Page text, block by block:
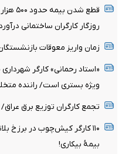
قطع
روزگار کارگران ساختمانی
زمان واریز معوقات
«استاد رحمانی» کارگر
ویژه بستری است/ راننده متخلف دختری
تجمع کارگران توزیع برق
۱۱۰ کارگر کیش‌چوب در برزخ
بیمۀ بیکاری!